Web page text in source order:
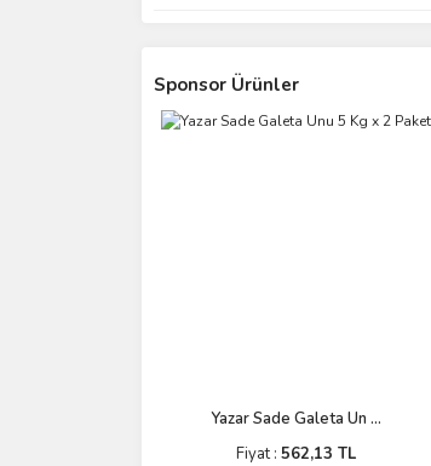
Sponsor Ürünler
Yazar Sade Galeta Un ...
Fiyat : 562,13 TL